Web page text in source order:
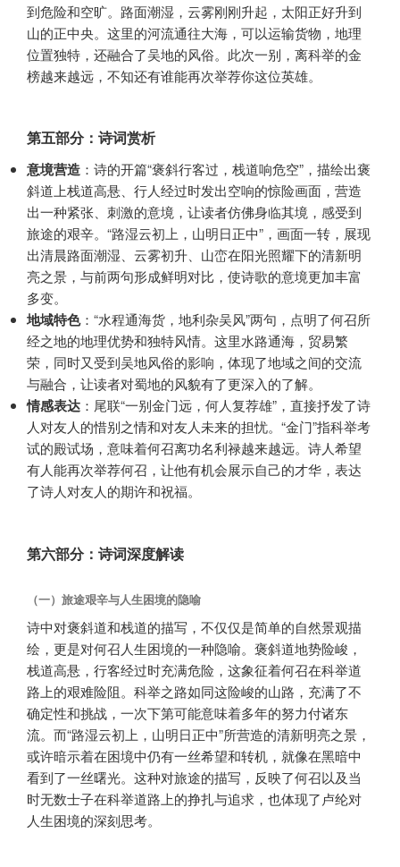
到危险和空旷。路面潮湿，云雾刚刚升起，太阳正好升到
山的正中央。这里的河流通往大海，可以运输货物，地理
位置独特，还融合了吴地的风俗。此次一别，离科举的金
榜越来越远，不知还有谁能再次举荐你这位英雄。
第五部分：诗词赏析
意境营造 ：诗的开篇“褒斜行客过，栈道响危空”，描绘出褒
斜道上栈道高悬、行人经过时发出空响的惊险画面，营造
出一种紧张、刺激的意境，让读者仿佛身临其境，感受到
旅途的艰辛。“路湿云初上，山明日正中”，画面一转，展现
出清晨路面潮湿、云雾初升、山峦在阳光照耀下的清新明
亮之景，与前两句形成鲜明对比，使诗歌的意境更加丰富
多变。
地域特色：“水程通海货，地利杂吴风”两句，点明了何召所
经之地的地理优势和独特风情。这里水路通海，贸易繁
荣，同时又受到吴地风俗的影响，体现了地域之间的交流
与融合，让读者对蜀地的风貌有了更深入的了解。
情感表达 ：尾联“一别金门远，何人复荐雄”，直接抒发了诗
人对友人的惜别之情和对友人未来的担忧。“金门”指科举考
试的殿试场，意味着何召离功名利禄越来越远。诗人希望
有人能再次举荐何召，让他有机会展示自己的才华，表达
了诗人对友人的期许和祝福。
第六部分：诗词深度解读
（一）旅途艰辛与人生困境的隐喻
诗中对褒斜道和栈道的描写，不仅仅是简单的自然景观描
绘，更是对何召人生困境的一种隐喻。褒斜道地势险峻，
栈道高悬，行客经过时充满危险，这象征着何召在科举道
路上的艰难险阻。科举之路如同这险峻的山路，充满了不
确定性和挑战，一次下第可能意味着多年的努力付诸东
流。而“路湿云初上，山明日正中”所营造的清新明亮之景，
或许暗示着在困境中仍有一丝希望和转机，就像在黑暗中
看到了一丝曙光。这种对旅途的描写，反映了何召以及当
时无数士子在科举道路上的挣扎与追求，也体现了卢纶对
人生困境的深刻思考。